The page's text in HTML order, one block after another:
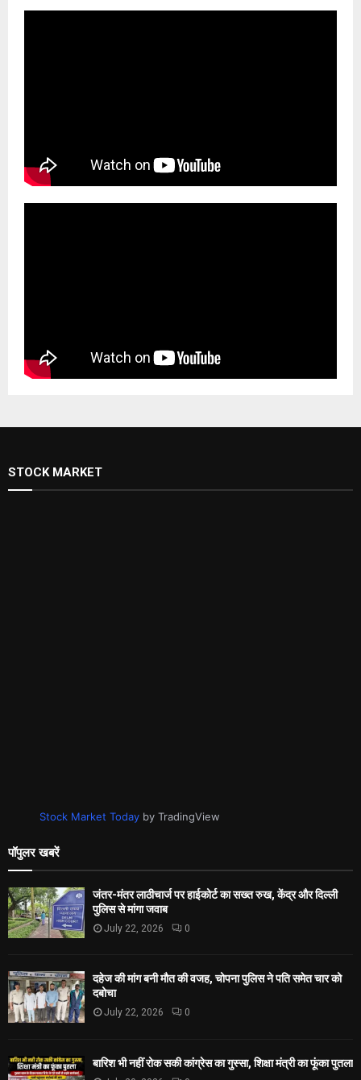
STOCK MARKET
Stock Market Today by TradingView
पॉपुलर खबरें
जंतर-मंतर लाठीचार्ज पर हाईकोर्ट का सख्त रुख, केंद्र और दिल्ली
पुलिस से मांगा जवाब
July 22, 2026 0
दहेज की मांग बनी मौत की वजह, चोपना पुलिस ने पति समेत चार को
दबोचा
July 22, 2026 0
बारिश भी नहीं रोक सकी कांग्रेस का गुस्सा, शिक्षा मंत्री का फूंका पुतला